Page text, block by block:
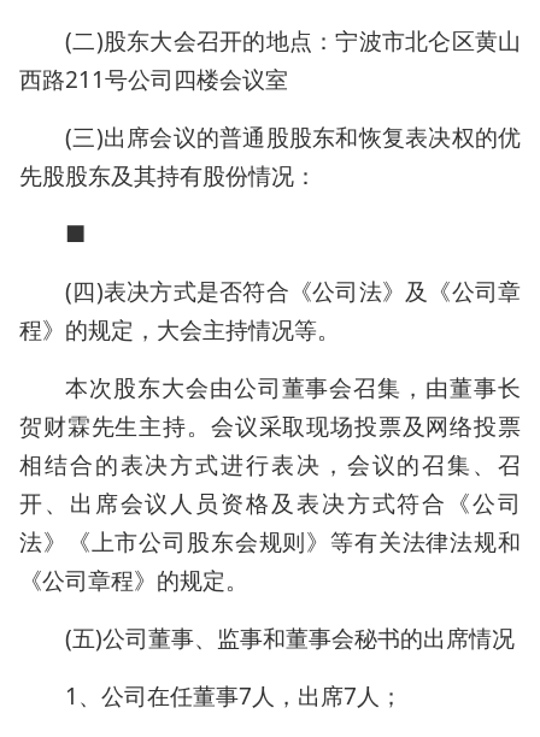
(二)股东大会召开的地点：宁波市北仑区黄山
西路211号公司四楼会议室
(三)出席会议的普通股股东和恢复表决权的优
先股股东及其持有股份情况：
■
(四)表决方式是否符合《公司法》及《公司章
程》的规定，大会主持情况等。
本次股东大会由公司董事会召集，由董事长
贺财霖先生主持。会议采取现场投票及网络投票
相结合的表决方式进行表决，会议的召集、召
开、出席会议人员资格及表决方式符合《公司
法》《上市公司股东会规则》等有关法律法规和
《公司章程》的规定。
(五)公司董事、监事和董事会秘书的出席情况
1、公司在任董事7人，出席7人；